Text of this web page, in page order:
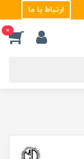
ارتباط با ما
0